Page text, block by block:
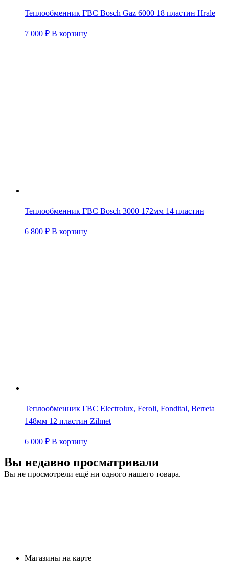
Теплообменник ГВС Bosch Gaz 6000 18 пластин Hrale
7 000 ₽ В корзину
Теплообменник ГВС Bosch 3000 172мм 14 пластин
6 800 ₽ В корзину
Теплообменник ГВС Electrolux, Feroli, Fondital, Berreta
148мм 12 пластин Zilmet
6 000 ₽ В корзину
Вы недавно просматривали
Вы не просмотрели ещё ни одного нашего товара.
Магазины на карте